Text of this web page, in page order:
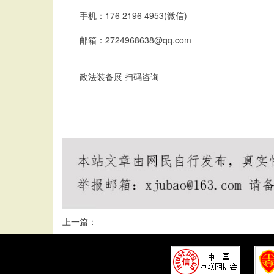
手机：176 2196 4953(微信)
邮箱：2724968638@qq.com
政法装备展 扫码咨询
上一篇：